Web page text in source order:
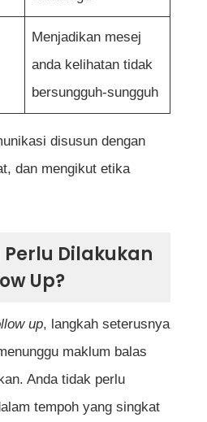
Menjadikan mesej
anda kelihatan tidak
bersungguh-sungguh
disusun dengan
dan mengikut etika
Perlu Dilakukan
Up?
up, langkah seterusnya
maklum balas
Anda tidak perlu
tempoh yang singkat